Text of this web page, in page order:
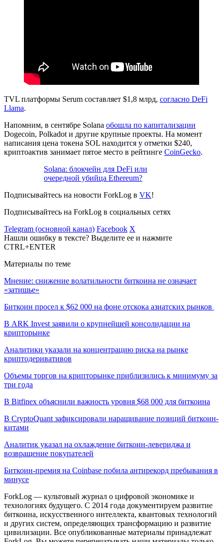
TVL платформы Serum составляет $1,8 млрд, согласно DeFi
Llama.
Напомним, в сентябре Solana обошла по капитализации
Dogecoin, Polkadot и другие крупные проекты. На момент
написания цена токена SOL находится у отметки $240,
криптоактив занимает пятое место в рейтинге CoinGecko.
Solana: блокчейн для DeFi или
очередной убийца Ethereum?
Подписывайтесь на новости ForkLog в VK!
Подписывайтесь на ForkLog в социальных сетях
Telegram (основной канал) Facebook X
Нашли ошибку в тексте? Выделите ее и нажмите
CTRL+ENTER
Материалы по теме
Мнение: снижение волатильности биткоина не означает
«затишье»
Биткоин просел к $62 000 на фоне отскока азиатских рынков
В ARK Invest заявили о крупнейшей консолидации на
крипторынке
Аналитики указали на концентрацию риска на рынке
криптодеривативов
Объемы торгов на крипторынке приблизились к минимуму за
три года
В Bitfinex объяснили важность уровня $68 000 для биткоина
В CryptoQuant зафиксировали наращивание позиций биткоин-
китами
Аналитик указал на охлаждение биткоин-левериджа и
возвращение покупателей
Биткоин-премия на Coinbase побила антирекорд пребывания в
минусе
ForkLog — культовый журнал о цифровой экономике и
технологиях будущего. С 2014 года документируем развитие
биткоина, искусственного интеллекта, квантовых технологий
и других систем, определяющих трансформацию и развитие
цивилизации. Все опубликованные материалы принадлежат